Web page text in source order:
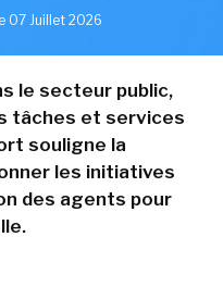
07 Juillet 2026
le secteur public,
tâches et services
souligne la
les initiatives
des agents pour